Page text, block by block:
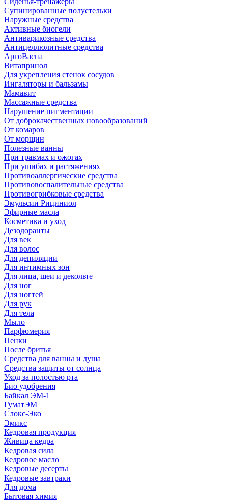
Супинированные полустельки
Наружные средства
Активные биогели
Антиварикозные средства
Антицеллюлитные средства
АргоВасна
Витапринол
Для укрепления стенок сосудов
Ингаляторы и бальзамы
Мамавит
Массажные средства
Нарушение пигментации
От доброкачественных новообразований
От комаров
От морщин
Полезные ванны
При травмах и ожогах
При ушибах и растяжениях
Противоаллергические средства
Противовоспалительные средства
Противогрибковые средства
Эмульсии Рициниол
Эфирные масла
Косметика и уход
Дезодоранты
Для век
Для волос
Для депиляции
Для интимных зон
Для лица, шеи и декольте
Для ног
Для ногтей
Для рук
Для тела
Мыло
Парфюмерия
Пенки
После бритья
Средства для ванны и душа
Средства защиты от солнца
Уход за полостью рта
Био удобрения
Байкал ЭМ-1
ГуматЭМ
Слокс-Эко
Эмикс
Кедровая продукция
Живица кедра
Кедровая сила
Кедровое масло
Кедровые десерты
Кедровые завтраки
Для дома
Бытовая химия